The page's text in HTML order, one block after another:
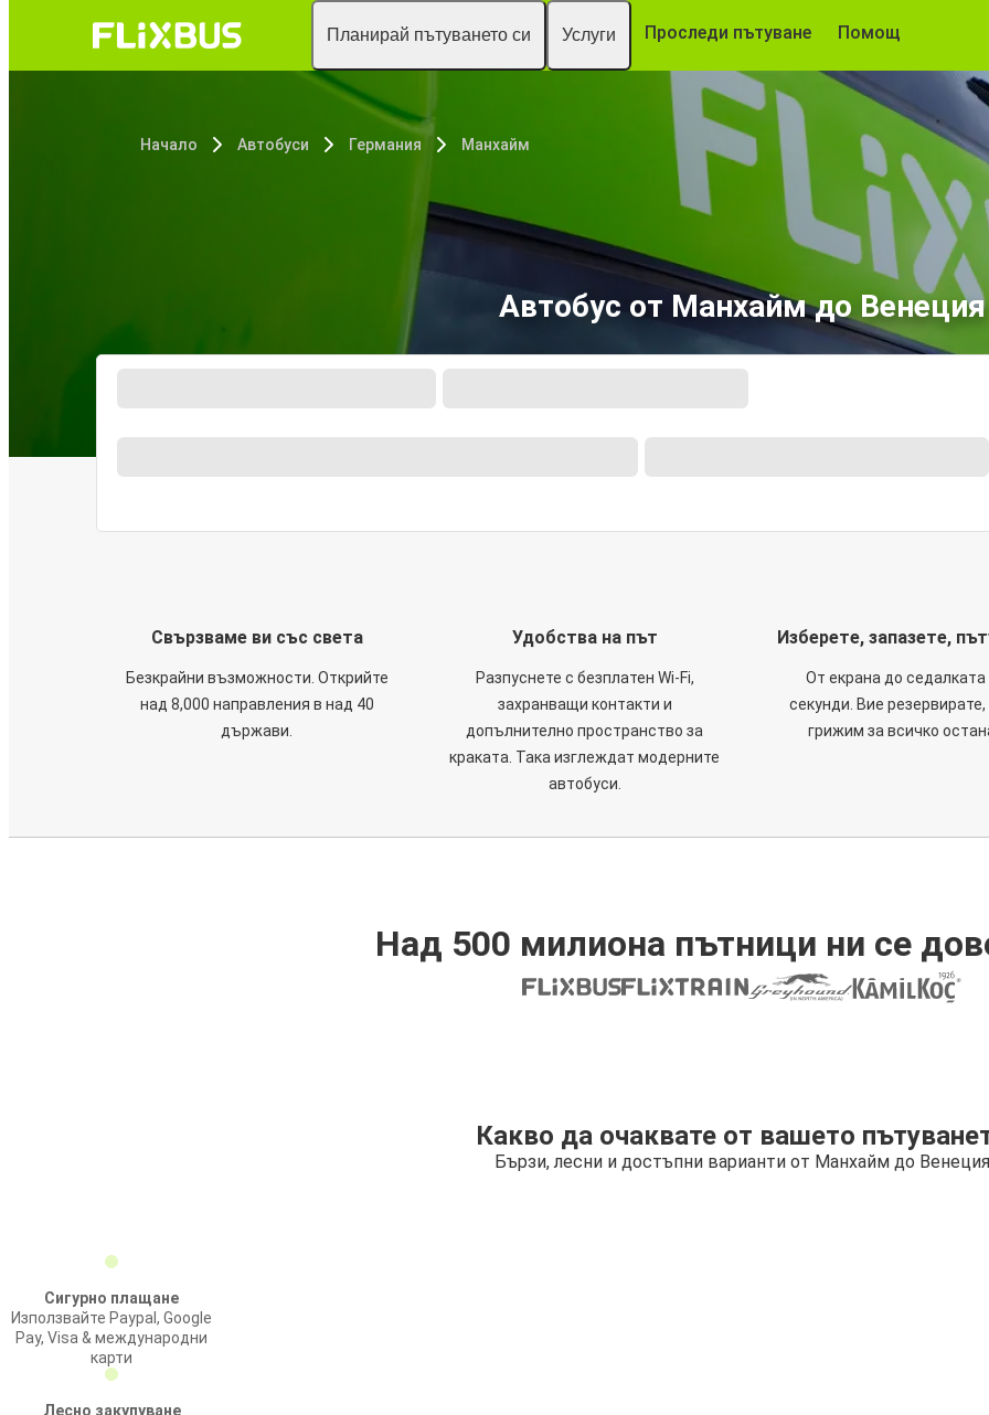
Планирай пътуването си Услуги Проследи пътуване Помощ
Начало Автобуси Германия Манхайм
Автобус от Манхайм до Венеция
Свързваме ви със света
Безкрайни възможности. Открийте
над 8,000 направления в над 40
държави.
Удобства на път
Разпуснете с безплатен Wi-Fi,
захранващи контакти и
допълнително пространство за
краката. Така изглеждат модерните
автобуси.
Изберете, запазете,
От екрана до седалката
секунди. Вие резервирате,
грижим за всичко
Над 500 милиона пътници ни се
Какво да очаквате от вашето
Бързи, лесни и достъпни варианти от Манхайм до Венеция
Сигурно плащане
Използвайте Paypal, Google
Pay, Visa & международни
карти
Лесно закупуване